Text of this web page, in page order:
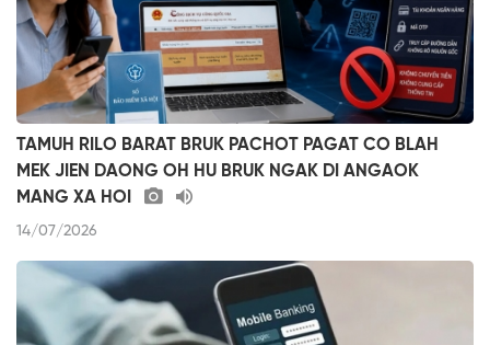
TAMUH RILO BARAT BRUK PACHOT PAGAT CO BLAH
MEK JIEN DAONG OH HU BRUK NGAK DI ANGAOK
MANG XA HOI
14/07/2026